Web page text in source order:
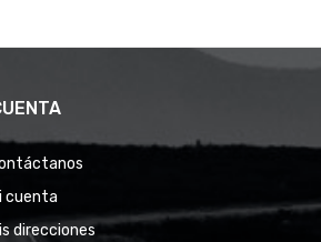
cuenta
direcciones